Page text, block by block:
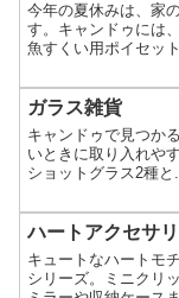
今年の夏休みは、家
す。キャンドゥには
魚すくい用ポイセッ
ガラス雑貨
キャンドゥで見つか
いときに取り入れや
ショットグラス2種と
ハートアクセサ
キュートなハートモ
シリーズ。ミニクリ